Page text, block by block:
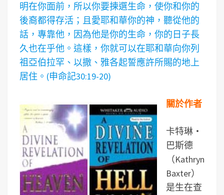
明在你面前，所以你要揀選生命，使你和你的
後裔都得存活；且愛耶和華你的神，聽從他的
話，專靠他，因為他是你的生命，你的日子長
久也在乎他。這樣，你就可以在耶和華向你列
祖亞伯拉罕、以撒、雅各起誓應許所賜的地上
居住。(申命記30:19-20)
關於作者
卡特琳‧
巴斯德
（Kathryn
Baxter）
是生在查